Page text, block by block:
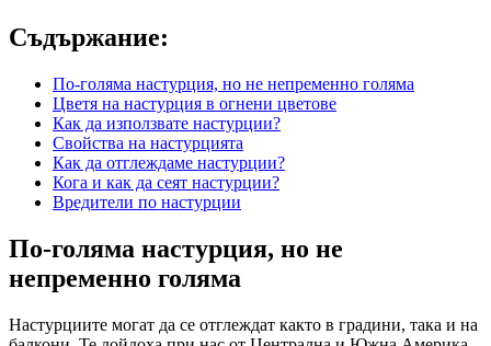
Съдържание:
По-голяма настурция, но не непременно голяма
Цветя на настурция в огнени цветове
Как да използвате настурции?
Свойства на настурцията
Как да отглеждаме настурции?
Кога и как да сеят настурции?
Вредители по настурции
По-голяма настурция, но не
непременно голяма
Настурциите могат да се отглеждат както в градини, така и на